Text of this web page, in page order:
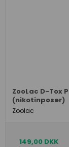
ZooLac D-Tox
(nikotinposer)
Zoolac
149,00 DKK